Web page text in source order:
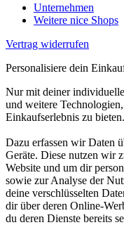
Unternehmen
Weitere nice Shops
Vertrag widerrufen
Personalisiere dein
Nur mit deiner
und weitere
Einkaufserlebnis zu bieten.
Dazu erfassen wir Daten
Geräte. Diese nutzen wir
Website und um dir
sowie zur Analyse der
deine verschlüsselten
dir über deren Online-
du deren Dienste bereits